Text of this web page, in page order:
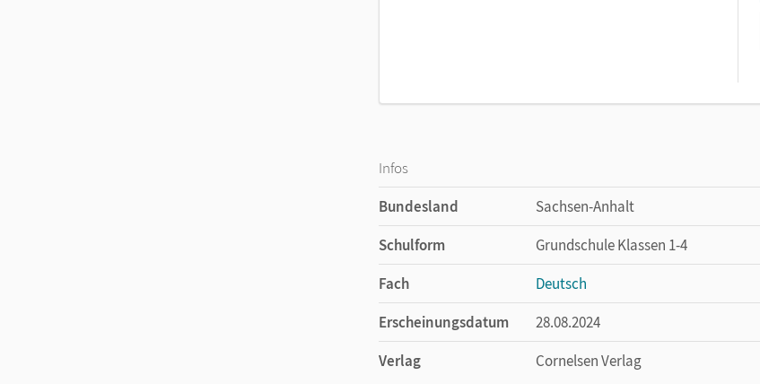
Infos
Bundesland
Sachsen-Anhalt
Schulform
Grundschule Klassen 1-4
Fach
Deutsch
Erscheinungsdatum
28.08.2024
Verlag
Cornelsen Verlag